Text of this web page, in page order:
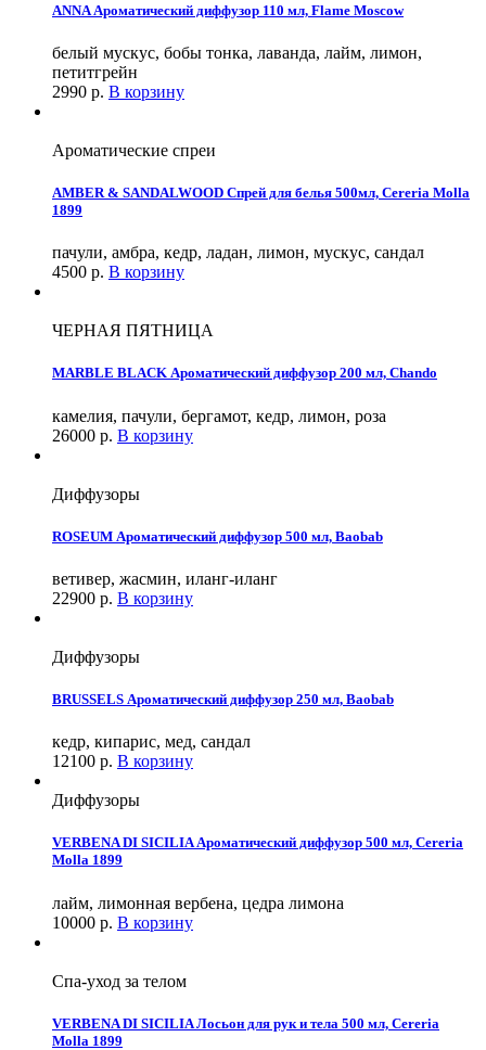
ANNA Ароматический диффузор 110 мл, Flame Moscow
белый мускус, бобы тонка, лаванда, лайм, лимон,
петитгрейн
2990 р. В корзину
Ароматические спреи
AMBER & SANDALWOOD Спрей для белья 500мл, Cereria Molla
1899
пачули, амбра, кедр, ладан, лимон, мускус, сандал
4500 р. В корзину
ЧЕРНАЯ ПЯТНИЦА
MARBLE BLACK Ароматический диффузор 200 мл, Chando
камелия, пачули, бергамот, кедр, лимон, роза
26000 р. В корзину
Диффузоры
ROSEUM Ароматический диффузор 500 мл, Baobab
ветивер, жасмин, иланг-иланг
22900 р. В корзину
Диффузоры
BRUSSELS Ароматический диффузор 250 мл, Baobab
кедр, кипарис, мед, сандал
12100 р. В корзину
Диффузоры
VERBENA DI SICILIA Ароматический диффузор 500 мл, Cereria
Molla 1899
лайм, лимонная вербена, цедра лимона
10000 р. В корзину
Спа-уход за телом
VERBENA DI SICILIA Лосьон для рук и тела 500 мл, Cereria
Molla 1899